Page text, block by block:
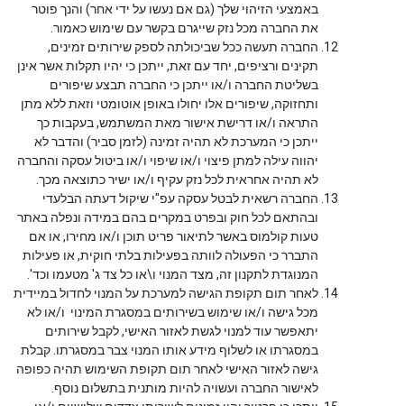
באמצעי הזיהוי שלך (גם אם נעשו על ידי אחר) והנך פוטר
את החברה מכל נזק שייגרם בקשר עם שימוש כאמור.
החברה תעשה ככל שביכולתה לספק שירותים זמינים,
תקינים ורציפים, יחד עם זאת, ייתכן כי יהיו תקלות אשר אינן
בשליטת החברה ו/או ייתכן כי החברה תבצע שיפורים
ותחזוקה, שיפורים אלו יחולו באופן אוטומטי וזאת ללא מתן
התראה ו/או דרישת אישור מאת המשתמש, בעקבות כך
ייתכן כי המערכת לא תהיה זמינה (לזמן סביר) והדבר לא
יהווה עילה למתן פיצוי ו/או שיפוי ו/או ביטול עסקה והחברה
לא תהיה אחראית לכל נזק עקיף ו/או ישיר כתוצאה מכך.
החברה רשאית לבטל עסקה עפ"י שיקול דעתה הבלעדי
ובהתאם לכל חוק ובפרט במקרים בהם במידה ונפלה באתר
טעות קולמוס באשר לתיאור פריט תוכן ו/או מחירו, או אם
התברר כי הפעולה לוותה בפעילות בלתי חוקית, או פעילות
המנוגדת לתקנון זה, מצד המנוי ו\או כל צד ג' מטעמו וכד'.
לאחר תום תקופת הגישה למערכת על המנוי לחדול במיידית
מכל גישה ו/או שימוש בשירותים במסגרת המינוי ו/או לא
יתאפשר עוד למנוי לגשת לאזור האישי, לקבל שירותים
במסגרתו או לשלוף מידע אותו המנוי צבר במסגרתו. קבלת
גישה לאזור האישי לאחר תום תקופת השימוש תהיה כפופה
לאישור החברה ועשויה להיות מותנית בתשלום נוסף.